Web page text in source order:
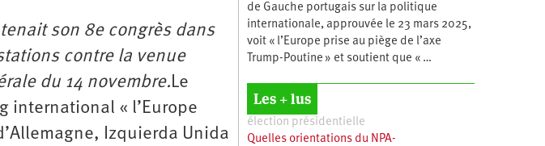
son 8e congrès dans
contre la venue
du 14 novembre.Le
international « l’Europe
Izquierda Unida
de Gauche portugais sur la politique
internationale, approuvée le 23 mars 2025,
voit « l’Europe prise au piège de l’axe
Trump-Poutine » et soutient que « …
Les + lus
élection présidentielle
Quelles orientations du NPA-